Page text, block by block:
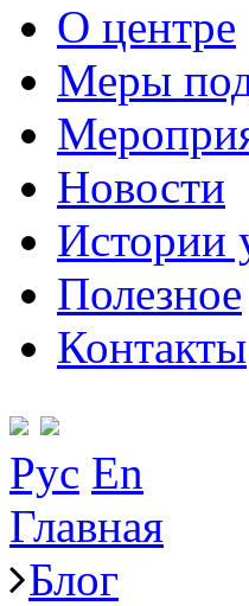
О центре
Меры
Новости
Истории
Полезное
Контакты
Рус En
Главная
Блог